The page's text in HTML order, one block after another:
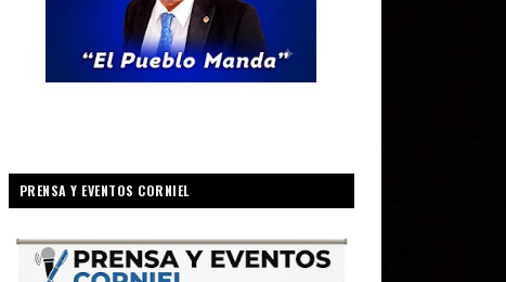
PRENSA Y EVENTOS CORNIEL